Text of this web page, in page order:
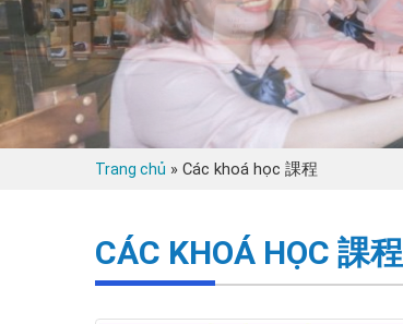
Trang chủ » Các khoá học 課程
CÁC KHOÁ HỌC 課程